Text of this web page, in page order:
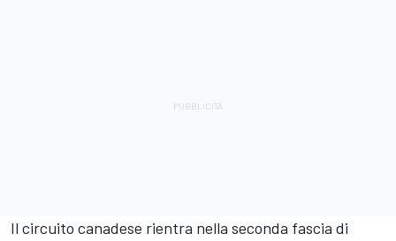
Il circuito canadese rientra nella seconda fascia di